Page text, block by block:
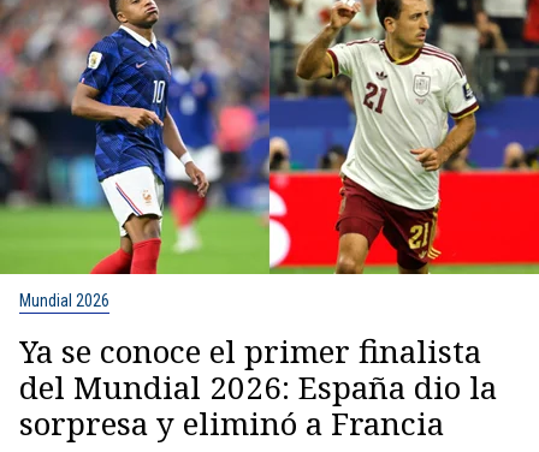
Mundial 2026
Ya se conoce el primer finalista
del Mundial 2026: España dio la
sorpresa y eliminó a Francia